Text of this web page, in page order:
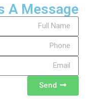
A Message
Send